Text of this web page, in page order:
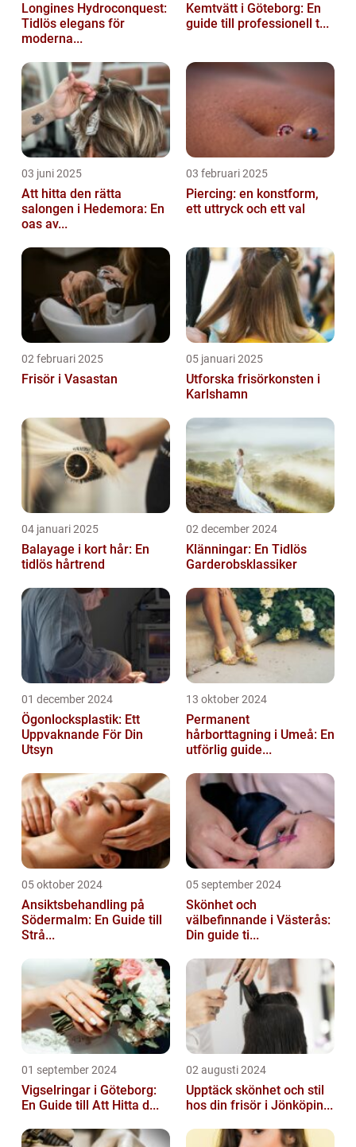
Longines Hydroconquest:
Tidlös elegans för
moderna...
Kemtvätt i Göteborg: En
guide till professionell t...
03 juni 2025
Att hitta den rätta
salongen i Hedemora: En
oas av...
03 februari 2025
Piercing: en konstform,
ett uttryck och ett val
02 februari 2025
Frisör i Vasastan
05 januari 2025
Utforska frisörkonsten i
Karlshamn
04 januari 2025
Balayage i kort hår: En
tidlös hårtrend
02 december 2024
Klänningar: En Tidlös
Garderobsklassiker
01 december 2024
Ögonlocksplastik: Ett
Uppvaknande För Din
Utsyn
13 oktober 2024
Permanent
hårborttagning i Umeå: En
utförlig guide...
05 oktober 2024
Ansiktsbehandling på
Södermalm: En Guide till
Strå...
05 september 2024
Skönhet och
välbefinnande i Västerås:
Din guide ti...
01 september 2024
Vigselringar i Göteborg:
En Guide till Att Hitta d...
02 augusti 2024
Upptäck skönhet och stil
hos din frisör i Jönköpin...